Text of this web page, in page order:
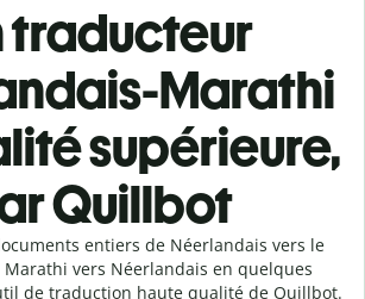
traducteur
Marathi
supérieure,
Quillbot
entiers de Néerlandais vers le
vers Néerlandais en quelques
de traduction haute qualité de Quillbot.